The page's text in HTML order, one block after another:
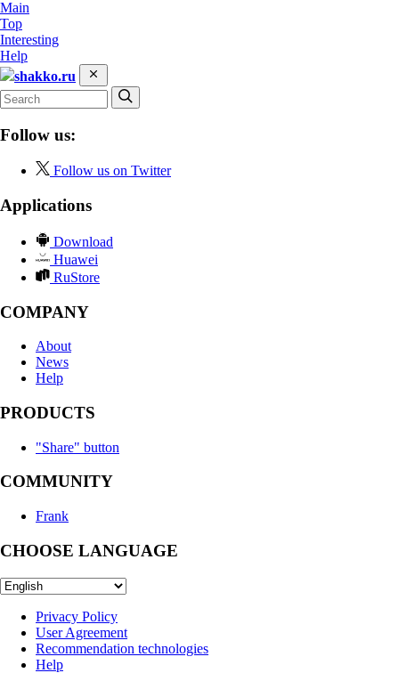
Main
Top
Interesting
Help
shakko.ru
Follow us:
Follow us on Twitter
Applications
Download
Huawei
RuStore
COMPANY
About
News
Help
PRODUCTS
"Share" button
COMMUNITY
Frank
CHOOSE LANGUAGE
Privacy Policy
User Agreement
Recommendation technologies
Help